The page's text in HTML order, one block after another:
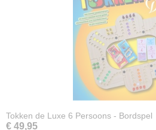
Tokken de Luxe 6 Persoons - Bordspel
€ 49,95